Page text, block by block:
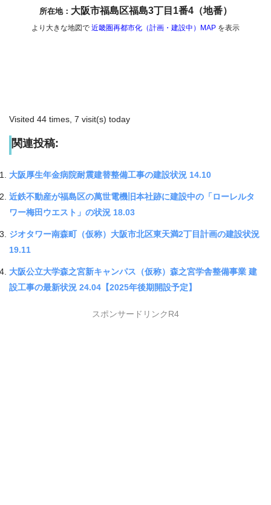
所在地： 大阪市福島区福島3丁目1番4（地番）
より大きな地図で 近畿圏再都市化（計画・建設中）MAP を表示
Visited 44 times, 7 visit(s) today
関連投稿:
大阪厚生年金病院耐震建替整備工事の建設状況 14.10
近鉄不動産が福島区の萬世電機旧本社跡に建設中の「ローレルタ
ワー梅田ウエスト」の状況 18.03
ジオタワー南森町（仮称）大阪市北区東天満2丁目計画の建設状況
19.11
大阪公立大学森之宮新キャンパス（仮称）森之宮学舎整備事業 建
設工事の最新状況 24.04【2025年後期開設予定】
スポンサードリンクR4